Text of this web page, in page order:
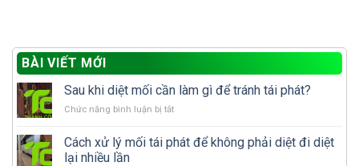
BÀI VIẾT MỚI
Sau khi diệt mối cần làm gì để tránh tái phát?
Chức năng bình luận bị tắtở
khi
diệt
Cách xử lý mối tái phát để không phải diệt đi diệt
lại nhiều lần